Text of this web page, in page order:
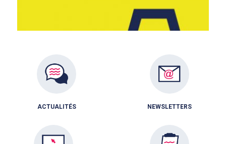
ACTUALITÉS NEWSLETTERS